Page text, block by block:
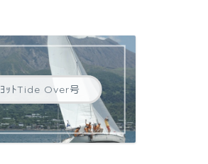
ﾖｯﾄTide Over号